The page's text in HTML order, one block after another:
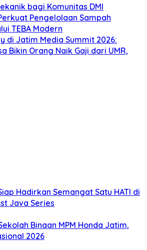
bagi Komunitas DMI
Pengelolaan Sampah
TEBA Modern
di Jatim Media Summit 2026:
Bikin Orang Naik Gaji dari UMR,
Hadirkan Semangat Satu HATI di
Java Series
Binaan MPM Honda Jatim,
2026